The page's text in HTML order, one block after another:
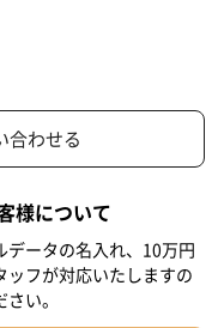
アクセントとしてもお
ので、ホームパーティー
ゼントにも喜ばれま
#同僚男性
#息子 #姉 #妹
司男性 #上司女性
合わせる
様について
ータの名入れ、10万円
フが対応いたしますの
い。